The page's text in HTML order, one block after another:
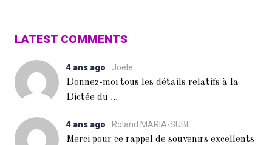
LATEST COMMENTS
4 ans ago
Joële
Donnez-moi tous les détails relatifs à la
Dictée du ...
4 ans ago
Roland MARIA-SUBE
Merci pour ce rappel de souvenirs excellents